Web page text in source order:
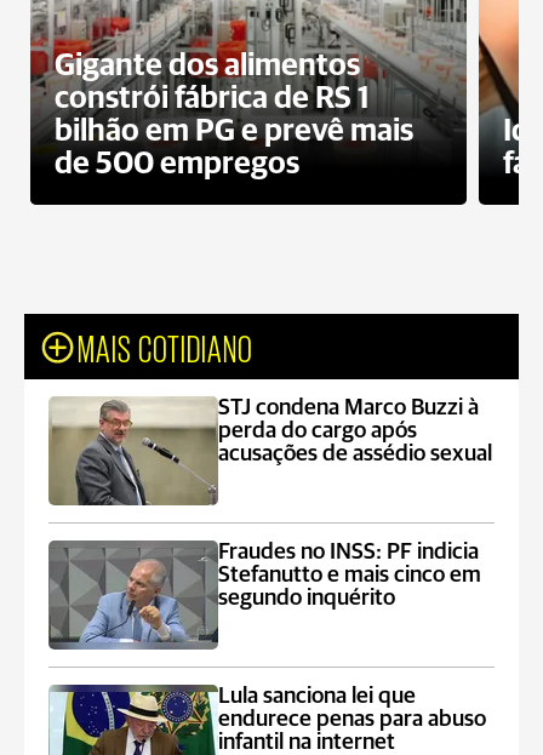
Gigante dos alimentos
constrói fábrica de RS 1
bilhão em PG e prevê mais
de 500 empregos
MAIS COTIDIANO
STJ condena Marco Buzzi à
perda do cargo após
acusações de assédio sexual
Fraudes no INSS: PF indicia
Stefanutto e mais cinco em
segundo inquérito
Lula sanciona lei que
endurece penas para abuso
infantil na internet